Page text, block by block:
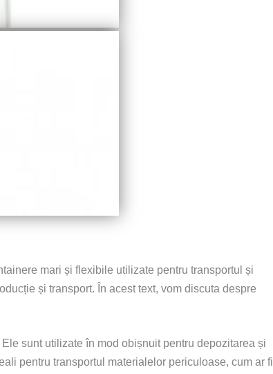
mari și flexibile utilizate pentru transportul și
și transport. În acest text, vom discuta despre
sunt utilizate în mod obișnuit pentru depozitarea și
pentru transportul materialelor periculoase, cum ar fi